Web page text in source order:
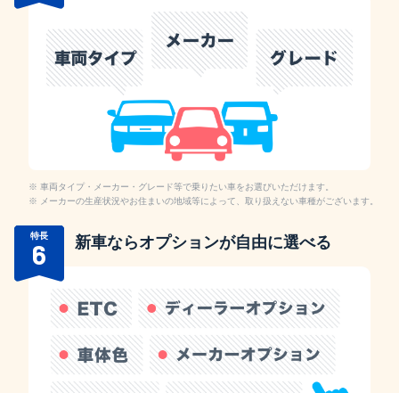
車両タイプ・メーカー・グレード等で乗りたい車をお選びいただけます。
メーカーの生産状況やお住まいの地域等によって、取り扱えない車種がございます。
特長
6 新車ならオプションが自由に選べる